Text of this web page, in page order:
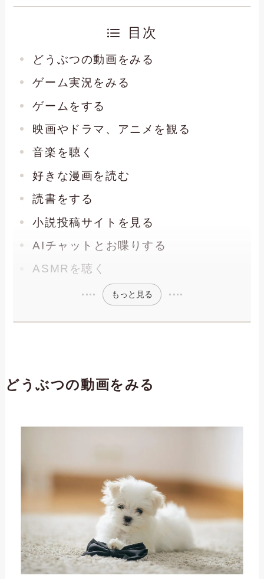
目次
どうぶつの動画をみる
ゲーム実況をみる
ゲームをする
映画やドラマ、アニメを観る
音楽を聴く
好きな漫画を読む
読書をする
小説投稿サイトを見る
AIチャットとお喋りする
ASMRを聴く
もっと見る
どうぶつの動画をみる